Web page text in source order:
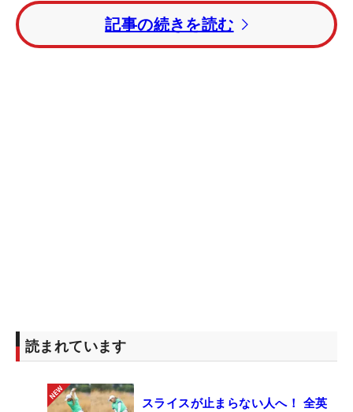
て、畑岡奈紗はそう語った。自身初の最終日最終
組。ツアー初勝利をかけて、首位との2打差逆転を
狙った。
コアを6つ落とし、後半でも2バーディ・2ボギーと
追い上げならず。トータル1アンダー・19位タイで
記事の続きを読む
読まれています
スライスが止まらない人へ！ 全英